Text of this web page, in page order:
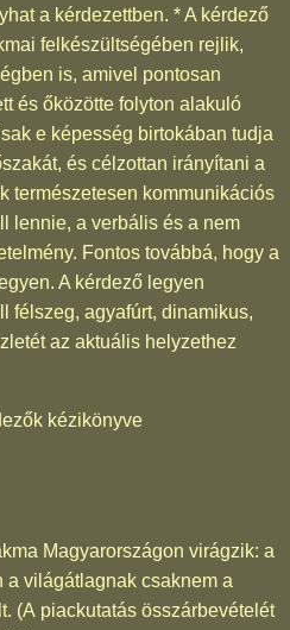
a kérdezettben. * A kérdező
felkészültségében rejlik,
is, amivel pontosan
és őközötte folyton alakuló
e képesség birtokában tudja
és célzottan irányítani a
természetesen kommunikációs
lennie, a verbális és a nem
Fontos továbbá, hogy a
A kérdező legyen
félszeg, agyafúrt, dinamikus,
az aktuális helyzethez
kézikönyve
Magyarországon virágzik: a
a világátlagnak csaknem a
(A piackutatás összárbevételét